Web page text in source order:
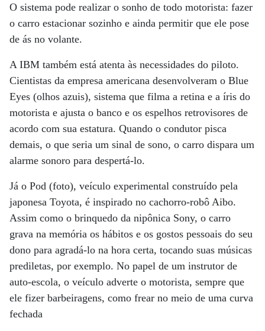
O sistema pode realizar o sonho de todo motorista: fazer
o carro estacionar sozinho e ainda permitir que ele pose
de ás no volante.
A IBM também está atenta às necessidades do piloto.
Cientistas da empresa americana desenvolveram o Blue
Eyes (olhos azuis), sistema que filma a retina e a íris do
motorista e ajusta o banco e os espelhos retrovisores de
acordo com sua estatura. Quando o condutor pisca
demais, o que seria um sinal de sono, o carro dispara um
alarme sonoro para despertá-lo.
Já o Pod (foto), veículo experimental construído pela
japonesa Toyota, é inspirado no cachorro-robô Aibo.
Assim como o brinquedo da nipônica Sony, o carro
grava na memória os hábitos e os gostos pessoais do seu
dono para agradá-lo na hora certa, tocando suas músicas
prediletas, por exemplo. No papel de um instrutor de
auto-escola, o veículo adverte o motorista, sempre que
ele fizer barbeiragens, como frear no meio de uma curva
fechada